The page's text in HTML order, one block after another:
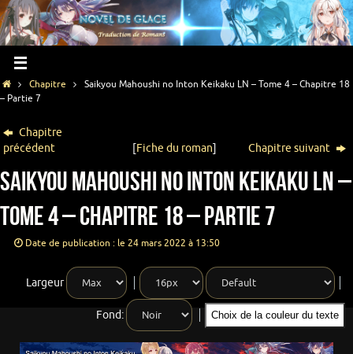
Chapitre
Saikyou Mahoushi no Inton Keikaku LN – Tome 4 – Chapitre 18
– Partie 7
Chapitre
précédent
[Fiche du roman] Chapitre suivant
Saikyou Mahoushi no Inton Keikaku LN –
Tome 4 – Chapitre 18 – Partie 7
Date de publication : le 24 mars 2022 à 13:50
Largeur
Fond: Choix de la couleur du texte